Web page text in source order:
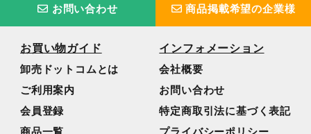
お問い合わせ 商品掲載希望の企業様
お買い物ガイド
卸売ドットコムとは
ご利用案内
会員登録
インフォメーション
会社概要
お問い合わせ
特定商取引法に基づく表記